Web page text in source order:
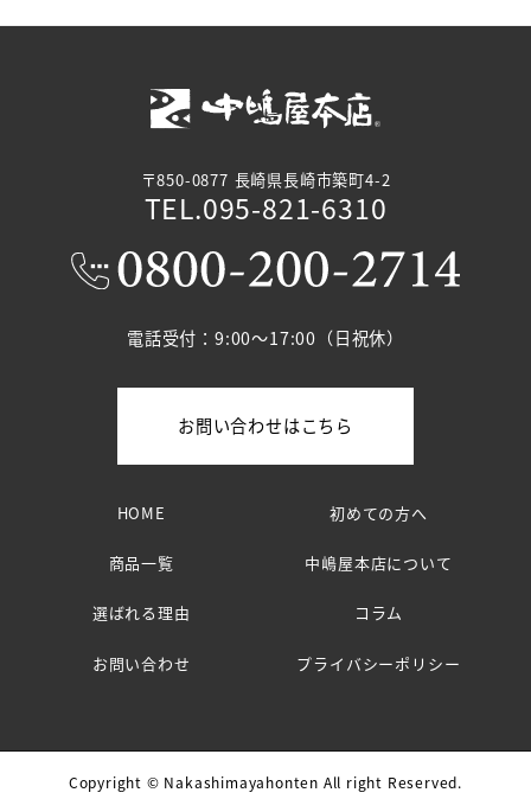
〒850-0877 長崎県長崎市築町4-2
TEL.095-821-6310
電話受付：9:00～17:00（日祝休）
お問い合わせはこちら
HOME 初めての方へ
商品一覧 中嶋屋本店について
選ばれる理由 コラム
お問い合わせ プライバシーポリシー
Copyright © Nakashimayahonten All right Reserved.